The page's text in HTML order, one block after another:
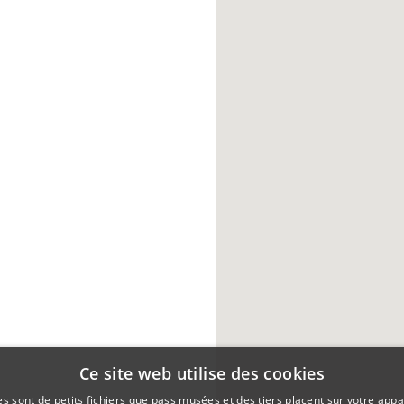
Ce site web utilise des cookies
sont de petits fichiers que pass musées et des tiers placent sur votre